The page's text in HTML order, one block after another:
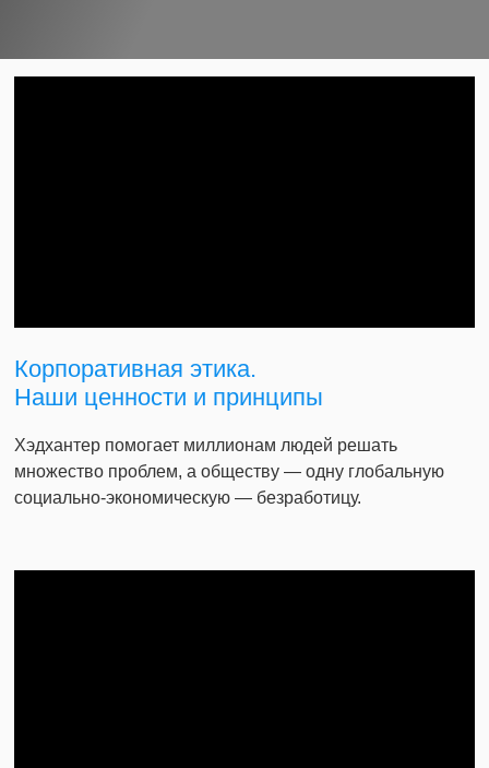
Корпоративная этика.
Наши ценности и принципы
Хэдхантер помогает миллионам людей решать
множество проблем, а обществу — одну глобальную
социально-экономическую — безработицу.